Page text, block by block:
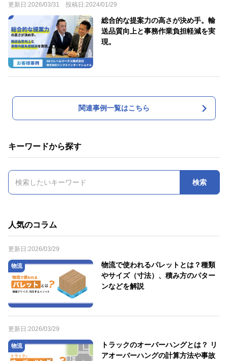
更新日:2026/03/31 投稿日:2024/01/29
総合的な提案力の高さが決め手。輸
送品質向上と事務作業負担軽減を実
現。
関連事例一覧はこちら
キーワードから探す
人気のコラム
更新日:2026/03/29
物流
物流で使われるパレットとは？種類
やサイズ（寸法）、積み方のパター
ンなどを解説
更新日:2026/03/29
物流
トラックのオーバーハングとは？ リ
アオーバーハングの計算方法や事故